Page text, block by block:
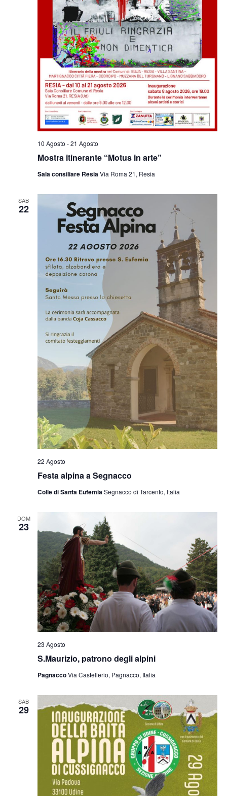
Mostra itinerante “Motus in arte”
10 Agosto -21 Agosto
Sala consiliare ResiaVia Roma 21, Resia
SAB
22
Festa alpina a Segnacco
22 Agosto
Colle di Santa EufemiaSegnacco di Tarcento, Italia
DOM
23
S.Maurizio, patrono degli alpini
23 Agosto
PagnaccoVia Castellerio, Pagnacco, Italia
SAB
29